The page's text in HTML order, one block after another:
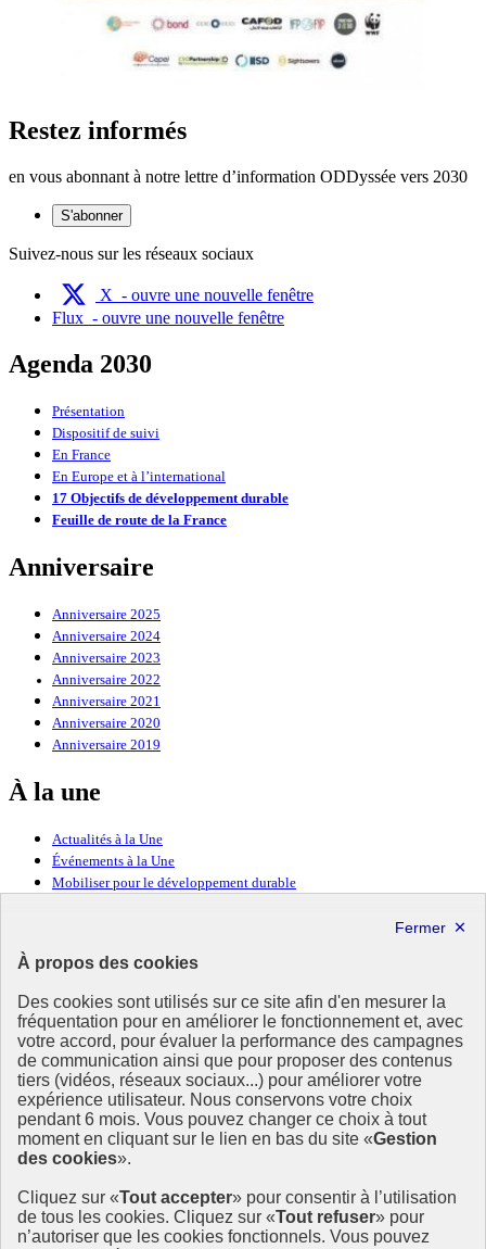
À propos des cookies
Des cookies sont utilisés sur ce site afin d'en mesurer la
fréquentation pour en améliorer le fonctionnement et, avec
votre accord, pour évaluer la performance des campagnes
de communication ainsi que pour proposer des contenus
tiers (vidéos, réseaux sociaux...) pour améliorer votre
expérience utilisateur. Nous conservons votre choix
pendant 6 mois. Vous pouvez changer ce choix à tout
moment en cliquant sur le lien en bas du site «Gestion
des cookies».
Cliquez sur «Tout accepter» pour consentir à l’utilisation
de tous les cookies. Cliquez sur «Tout refuser» pour
n’autoriser que les cookies fonctionnels. Vous pouvez
Restez informés
en vous abonnant à notre lettre d’information ODDyssée vers 2030
S'abonner
Suivez-nous sur les réseaux sociaux
X - ouvre une nouvelle fenêtre
Flux - ouvre une nouvelle fenêtre
Agenda 2030
Présentation
Dispositif de suivi
En France
En Europe et à l’international
17 Objectifs de développement durable
Feuille de route de la France
Anniversaire
Anniversaire 2025
Anniversaire 2024
Anniversaire 2023
Anniversaire 2022
Anniversaire 2021
Anniversaire 2020
Anniversaire 2019
À la une
Actualités à la Une
Événements à la Une
Mobiliser pour le développement durable
Ressources
Ressources
La Méth’ODD
Gouvernement
Ce site propose l’information de référence concernant l’Agenda
2030 et la feuille de route de la France. Il valorise la mobilisation de
tous les acteurs.
info.gouv.fr- ouvre une nouvelle fenêtre
service-public.fr - ouvre une nouvelle fenêtre
legifrance.gouv.fr- ouvre une nouvelle fenêtre